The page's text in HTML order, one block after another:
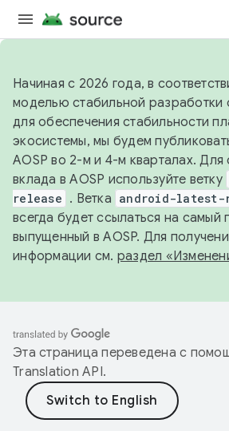
Начиная с 2026 года, в
моделью стабильной разработки
для обеспечения стабильности
экосистемы, мы будем
AOSP во 2-м и 4-м кварталах. Для
вклада в AOSP используйте ветку
release . Ветка android-latest-
всегда будет ссылаться на самый
выпущенный в AOSP. Для
информации см. раздел
Эта страница переведена с
Translation API.